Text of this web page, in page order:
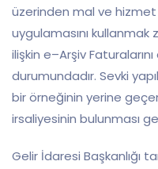
üzerinden mal ve hizmet
uygulamasını kullanmak z
ilişkin e–ArşivFaturalarını
durumundadır. Sevki
bir örneğinin yerine geçen
irsaliyesinin bulunması
Gelir İdaresi Başkanlığı